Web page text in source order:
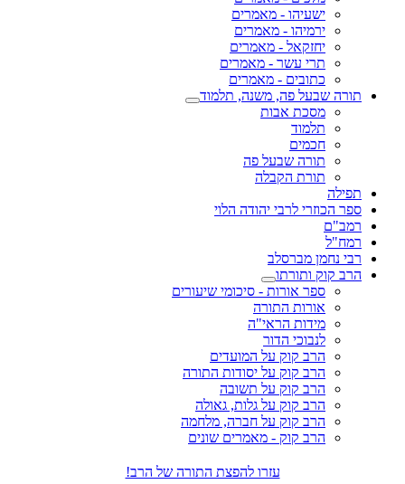
ישעיהו - מאמרים
ירמיהו - מאמרים
יחזקאל - מאמרים
תרי עשר - מאמרים
כתובים - מאמרים
תורה שבעל פה, משנה, תלמוד
מסכת אבות
תלמוד
חכמים
תורה שבעל פה
תורת הקבלה
תפילה
ספר הכוזרי לרבי יהודה הלוי
רמב"ם
רמח"ל
רבי נחמן מברסלב
הרב קוק ותורתו
ספר אורות - סיכומי שיעורים
אורות התורה
מידות הראי"ה
לנבוכי הדור
הרב קוק על המועדים
הרב קוק על יסודות התורה
הרב קוק על תשובה
הרב קוק על גלות, גאולה
הרב קוק על חברה, מלחמה
הרב קוק - מאמרים שונים
עזרו להפצת התורה של הרב!